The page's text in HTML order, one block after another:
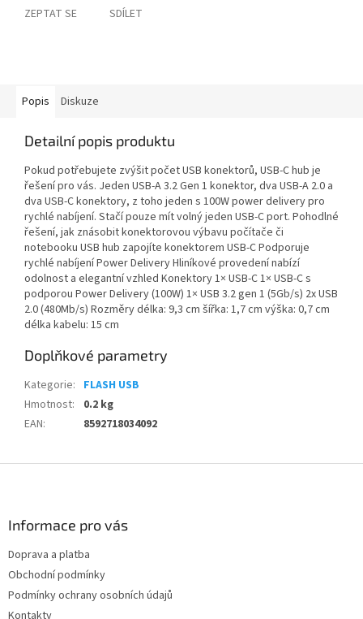
ZEPTAT SE SDÍLET
Popis Diskuze
Detailní popis produktu
Pokud potřebujete zvýšit počet USB konektorů, USB-C hub je
řešení pro vás. Jeden USB-A 3.2 Gen 1 konektor, dva USB-A 2.0 a
dva USB-C konektory, z toho jeden s 100W power delivery pro
rychlé nabíjení. Stačí pouze mít volný jeden USB-C port. Pohodlné
řešení, jak znásobit konektorovou výbavu počítače či
notebooku USB hub zapojíte konektorem USB-C Podporuje
rychlé nabíjení Power Delivery Hliníkové provedení nabízí
odolnost a elegantní vzhled Konektory 1× USB-C 1× USB-C s
podporou Power Delivery (100W) 1× USB 3.2 gen 1 (5Gb/s) 2x USB
2.0 (480Mb/s) Rozměry délka: 9,3 cm šířka: 1,7 cm výška: 0,7 cm
délka kabelu: 15 cm
Doplňkové parametry
Kategorie: FLASH USB
Hmotnost:
0.2 kg
EAN: 8592718034092
Informace pro vás
Doprava a platba
Obchodní podmínky
Podmínky ochrany osobních údajů